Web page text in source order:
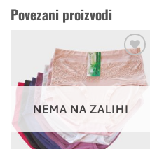
Povezani proizvodi
Dodaj u
favorite
NEMA NA ZALIHI